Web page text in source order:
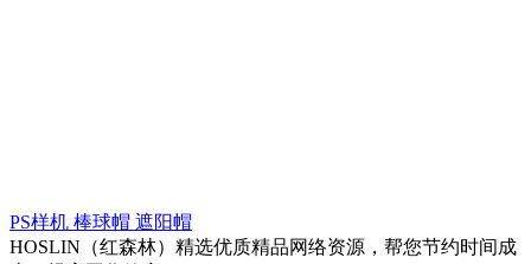
PS样机 棒球帽 遮阳帽
HOSLIN（红森林）精选优质精品网络资源，帮您节约时间成